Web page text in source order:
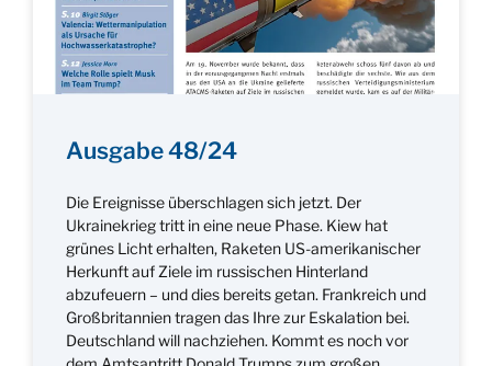
Ausgabe 48/24
Die Ereignisse überschlagen sich jetzt. Der
Ukrainekrieg tritt in eine neue Phase. Kiew hat
grünes Licht erhalten, Raketen US-amerikanischer
Herkunft auf Ziele im russischen Hinterland
abzufeuern – und dies bereits getan. Frankreich und
Großbritannien tragen das Ihre zur Eskalation bei.
Deutschland will nachziehen. Kommt es noch vor